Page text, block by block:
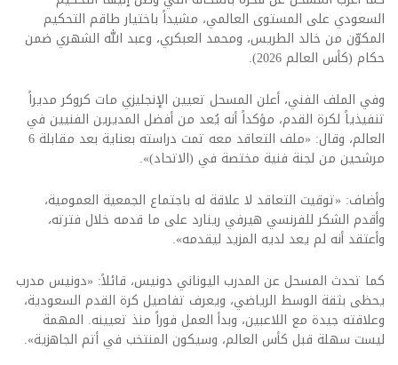
السعودي على المستوى العالمي، مشيداً باختيار طاقم التحكيم
المكوّن من خالد الطريس، ومحمد العبكري، وعبد الله الشهري ضمن
حكام (كأس العالم 2026).
وفي الملف الفني، أعلن المسحل تعيين الإنجليزي مات كروكر مديراً
تنفيذياً لكرة القدم، مؤكداً أنه يُعد من أفضل المديرين الفنيين في
العالم، وقال: «ملف التعاقد معه تمت دراسته بعناية بعد مقابلة 6
مرشحين من لجنة فنية مختصة في (الاتحاد)».
وأضاف: «توقيت التعاقد لا علاقة له باجتماع الجمعية العمومية،
وأقدم الشكر للفرنسي هيرفي رينارد على ما قدمه خلال فترته،
وأعتقد أنه لم يعد لديه المزيد ليقدمه».
كما تحدث المسحل عن المدرب اليوناني دونيس، قائلاً: «دونيس مدرب
يحظى بثقة الوسط الرياضي، ويعرف تفاصيل كرة القدم السعودية،
وعلاقته جيدة مع اللاعبين، وبدأ العمل فوراً منذ تعيينه. المهمة
ليست سهلة قبل كأس العالم، وسيكون المنتخب في أتم الجاهزية».